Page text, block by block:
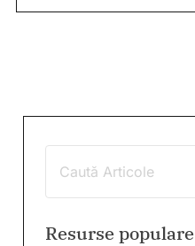
Resurse populare